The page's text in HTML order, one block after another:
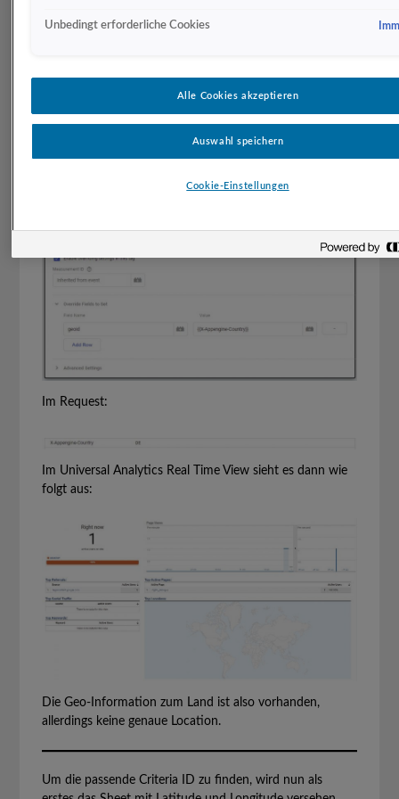
Im Request:
Im Universal Analytics Real Time View sieht es dann wie
folgt aus:
Die Geo-Information zum Land ist also vorhanden,
allerdings keine genaue Location.
Um die passende Criteria ID zu finden, wird nun als
Unbedingt erforderliche Cookies
Alle Cookies akzeptieren
Auswahl speichern
Cookie-Einstellungen